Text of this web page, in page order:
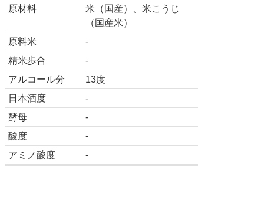
原材料
米（国産）、米こうじ
（国産米）
原料米
-
精米歩合
-
アルコール分
13度
日本酒度
-
酵母
-
酸度
-
アミノ酸度
-